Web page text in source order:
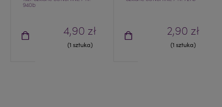
940b
4,90 zł
(1 sztuka)
2,90 zł
(1 sztuka)